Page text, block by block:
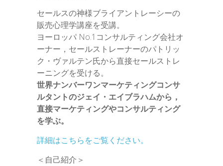
セールスの神様ブライアントレーシーの
販売心理学講座を受講。
ヨーロッパ No.1コンサルティング会社オ
ーナー，セールストレーナーのパトリッ
ク・ヴァルテン氏から直接セールストレ
ーニングを受ける。
世界ナンバーワンマーケティングコンサ
ルタントのジェイ・エイブラハムから，
直接マーケティングやコンサルティング
を学ぶ。
詳細はこちらをご覧ください。
＜自己紹介＞